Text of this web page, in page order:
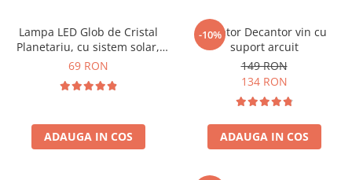
Lampa LED Glob de Cristal
Planetariu, cu sistem solar,
cadou captivant
69 RON
ADAUGA IN COS
-10%
Aerator Decantor vin cu
suport arcuit
149 RON
134 RON
ADAUGA IN COS